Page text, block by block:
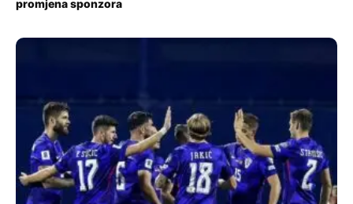
promjena sponzora